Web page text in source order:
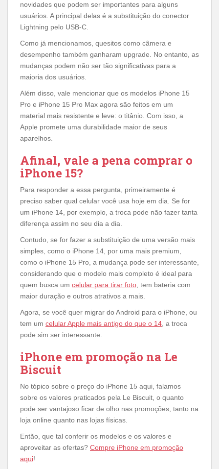
novidades que podem ser importantes para alguns
usuários. A principal delas é a substituição do conector
Lightning pelo USB-C.
Como já mencionamos, quesitos como câmera e
desempenho também ganharam upgrade. No entanto, as
mudanças podem não ser tão significativas para a
maioria dos usuários.
Além disso, vale mencionar que os modelos iPhone 15
Pro e iPhone 15 Pro Max agora são feitos em um
material mais resistente e leve: o titânio. Com isso, a
Apple promete uma durabilidade maior de seus
aparelhos.
Afinal, vale a pena comprar o
iPhone 15?
Para responder a essa pergunta, primeiramente é
preciso saber qual celular você usa hoje em dia. Se for
um iPhone 14, por exemplo, a troca pode não fazer tanta
diferença assim no seu dia a dia.
Contudo, se for fazer a substituição de uma versão mais
simples, como o iPhone 14, por uma mais premium,
como o iPhone 15 Pro, a mudança pode ser interessante,
considerando que o modelo mais completo é ideal para
quem busca um celular para tirar foto , tem bateria com
maior duração e outros atrativos a mais.
Agora, se você quer migrar do Android para o iPhone, ou
tem um celular Apple mais antigo do que o 14 , a troca
pode sim ser interessante.
iPhone em promoção na Le
Biscuit
No tópico sobre o preço do iPhone 15 aqui, falamos
sobre os valores praticados pela Le Biscuit, o quanto
pode ser vantajoso ficar de olho nas promoções, tanto na
loja online quanto nas lojas físicas.
Então, que tal conferir os modelos e os valores e
aproveitar as ofertas? Compre iPhone em promoção
aqui!